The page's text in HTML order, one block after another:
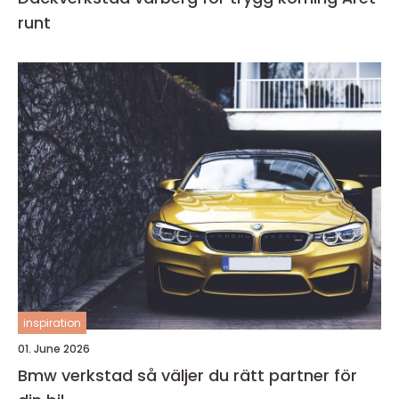
runt
inspiration
01. June 2026
Bmw verkstad så väljer du rätt partner för